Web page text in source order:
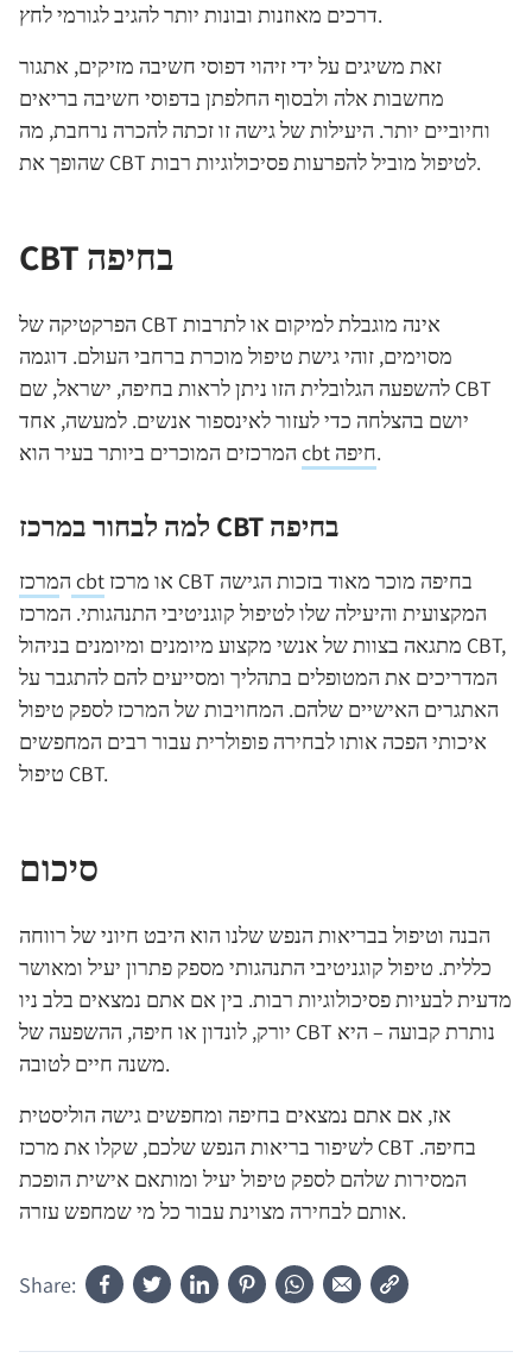
דרכים מאוזנות ובונות יותר להגיב לגורמי לחץ.
זאת משיגים על ידי זיהוי דפוסי חשיבה מזיקים, אתגור
מחשבות אלה ולבסוף החלפתן בדפוסי חשיבה בריאים
וחיוביים יותר. היעילות של גישה זו זכתה להכרה נרחבת, מה
שהופך את CBT לטיפול מוביל להפרעות פסיכולוגיות רבות.
CBT בחיפה
הפרקטיקה של CBT אינה מוגבלת למיקום או לתרבות
מסוימים, זוהי גישת טיפול מוכרת ברחבי העולם. דוגמה
להשפעה הגלובלית הזו ניתן לראות בחיפה, ישראל, שם CBT
יושם בהצלחה כדי לעזור לאינספור אנשים. למעשה, אחד
cbt חיפה.
למה לבחור במרכז CBT בחיפה
ה מרכז cbt
המקצועית והיעילה שלו לטיפול קוגניטיבי התנהגותי. המרכז
מתגאה בצוות של אנשי מקצוע מיומנים ומיומנים בניהול CBT,
המדריכים את המטופלים בתהליך ומסייעים להם להתגבר על
האתגרים האישיים שלהם. המחויבות של המרכז לספק טיפול
איכותי הפכה אותו לבחירה פופולרית עבור רבים המחפשים
טיפול CBT.
סיכום
הבנה וטיפול בבריאות הנפש שלנו הוא היבט חיוני של רווחה
כללית. טיפול קוגניטיבי התנהגותי מספק פתרון יעיל ומאושר
מדעית לבעיות פסיכולוגיות רבות. בין אם אתם נמצאים בלב ניו
יורק, לונדון או חיפה, ההשפעה של CBT נותרת קבועה – היא
משנה חיים לטובה.
אז, אם אתם נמצאים בחיפה ומחפשים גישה הוליסטית
לשיפור בריאות הנפש שלכם, שקלו את מרכז CBT בחיפה.
המסירות שלהם לספק טיפול יעיל ומותאם אישית הופכת
אותם לבחירה מצוינת עבור כל מי שמחפש עזרה.
Share: